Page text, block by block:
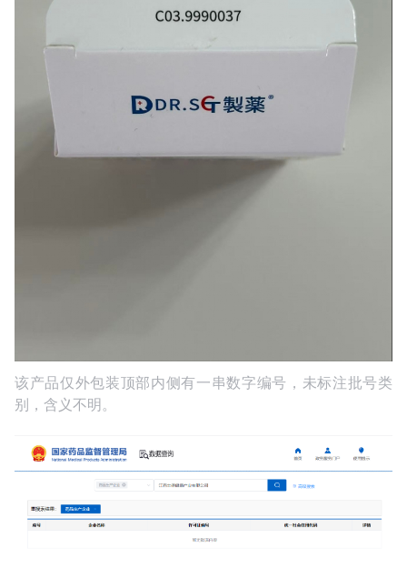
该产品仅外包装顶部内侧有一串数字编号，未标注批号类
别，含义不明。